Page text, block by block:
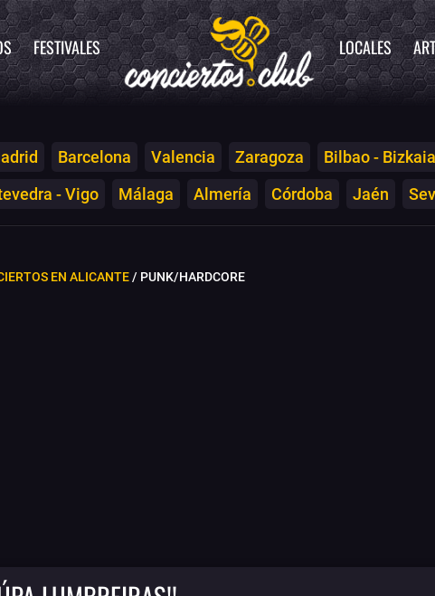
FESTIVALES LOCALES
Barcelona Valencia Zaragoza
Bilbao - Bizkaia
- Vigo Málaga Almería Córdoba Jaén
EN ALICANTE/ PUNK/HARDCORE